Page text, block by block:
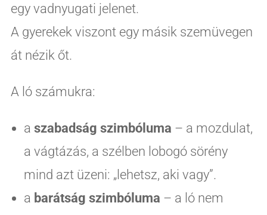
egy vadnyugati jelenet.
A gyerekek viszont egy másik szemüvegen
át nézik őt.
A ló számukra:
a szabadság szimbóluma – a mozdulat,
a vágtázás, a szélben lobogó sörény
mind azt üzeni: „lehetsz, aki vagy”.
a barátság szimbóluma – a ló nem